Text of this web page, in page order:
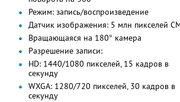
Режим: запись/воспроизведение
Датчик изображения: 5 млн пикселей
Вращающаяся на 180° камера
Разрешение записи:
HD: 1440/1080 пикселей, 15 кадров в
секунду
WXGA: 1280/720 пикселей, 30 кадров в
секунду